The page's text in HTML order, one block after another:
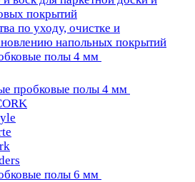
покрытий
по уходу, очистке и
напольных покрытий
полы 4 мм
пробковые полы 4 мм
полы 6 мм